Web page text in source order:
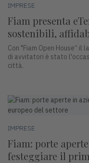
IMPRESE
Fiam presenta
sostenibili,
Con "Fiam Open House” il
di avvitatori è stato
città.
IMPRESE
Fiam: porte
festeggiare il